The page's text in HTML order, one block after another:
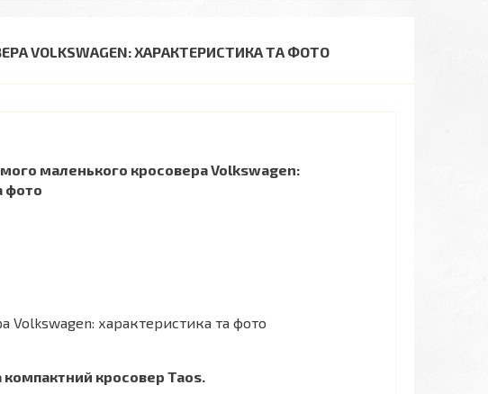
VOLKSWAGEN: ХАРАКТЕРИСТИКА ТА ФОТО
маленького кросовера Volkswagen:
фото
кросовер Taos.